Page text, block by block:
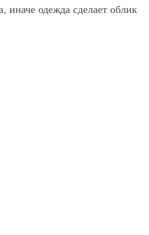
иначе одежда сделает облик